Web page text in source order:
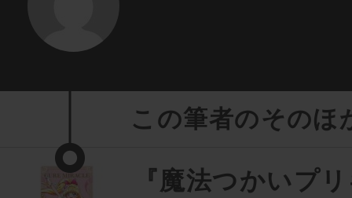
この筆者のそのほ
『魔法つかいプ